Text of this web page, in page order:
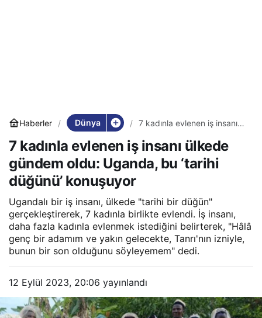
Haberler Dünya
7 kadınla evlenen iş insanı
Uganda, bu ‘tarihi düğünü’
konuşuyor
7 kadınla evlenen iş insanı ülkede
gündem oldu: Uganda, bu ‘tarihi
düğünü’ konuşuyor
Ugandalı bir iş insanı, ülkede "tarihi bir düğün"
gerçekleştirerek, 7 kadınla birlikte evlendi. İş insanı,
daha fazla kadınla evlenmek istediğini belirterek, "Hâlâ
genç bir adamım ve yakın gelecekte, Tanrı'nın izniyle,
bunun bir son olduğunu söyleyemem" dedi.
12 Eylül 2023, 20:06 yayınlandı